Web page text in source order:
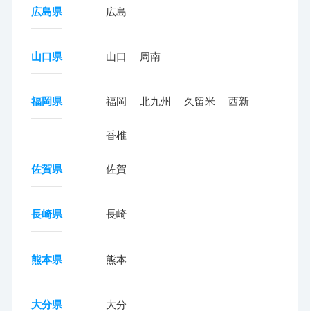
広島県 広島
山口県 山口 周南
福岡県 福岡 北九州 久留米 西新
香椎
佐賀県 佐賀
長崎県 長崎
熊本県 熊本
大分県 大分